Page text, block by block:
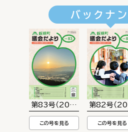
バックナ
第83号（2026年7月末発行）
この号を見る
第82号（
この号を見る